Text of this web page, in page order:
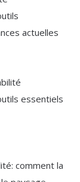
actuelles
essentiels
comment la